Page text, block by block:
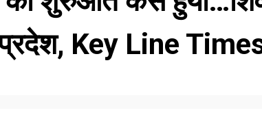
प्रदेश, Key Line